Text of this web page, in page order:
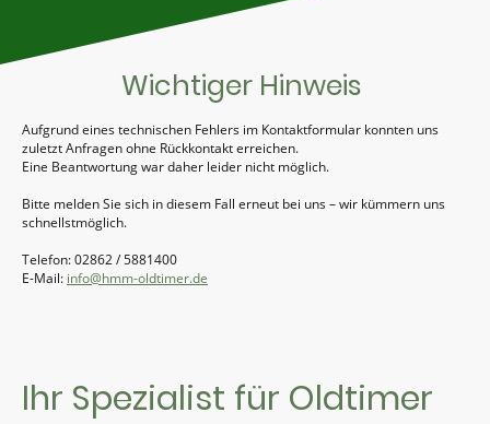
Wichtiger Hinweis
Aufgrund eines technischen Fehlers im Kontaktformular konnten uns
zuletzt Anfragen ohne Rückkontakt erreichen.
Eine Beantwortung war daher leider nicht möglich.
Bitte melden Sie sich in diesem Fall erneut bei uns – wir kümmern uns
schnellstmöglich.
Telefon: 02862 / 5881400
E-Mail: info@hmm-oldtimer.de
Ihr Spezialist für Oldtimer